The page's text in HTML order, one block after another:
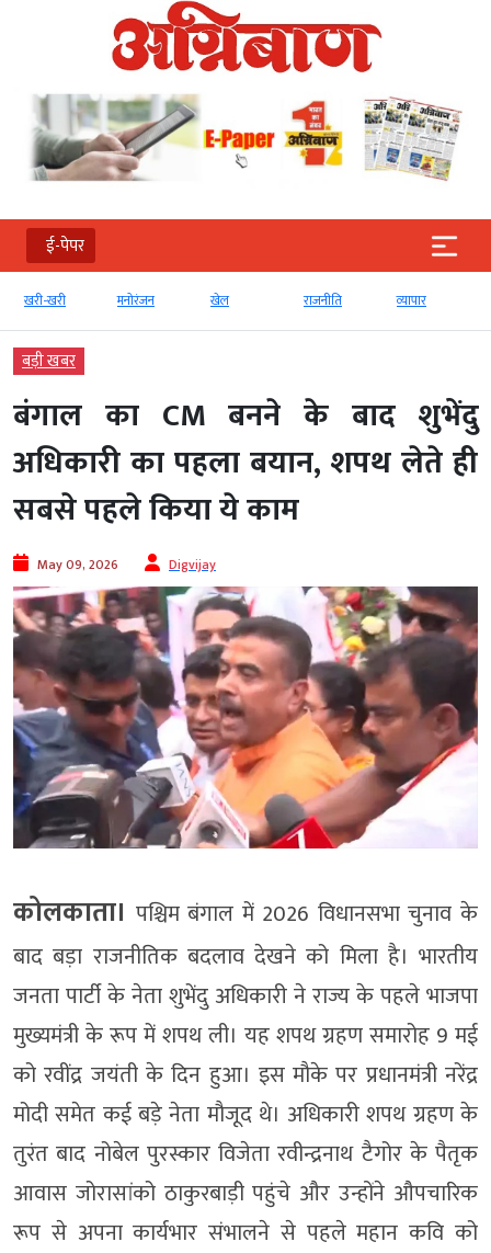
ई-पेपर
खरी-खरी मनोरंजन खेल राजनीति व्‍यापार
बड़ी खबर
बंगाल का CM बनने के बाद शुभेंदु
अधिकारी का पहला बयान, शपथ लेते ही
सबसे पहले किया ये काम
May 09, 2026 Digvijay
कोलकाता। पश्चिम बंगाल में 2026 विधानसभा चुनाव के
बाद बड़ा राजनीतिक बदलाव देखने को मिला है। भारतीय
जनता पार्टी के नेता शुभेंदु अधिकारी ने राज्य के पहले भाजपा
मुख्यमंत्री के रूप में शपथ ली। यह शपथ ग्रहण समारोह 9 मई
को रवींद्र जयंती के दिन हुआ। इस मौके पर प्रधानमंत्री नरेंद्र
मोदी समेत कई बड़े नेता मौजूद थे। अधिकारी शपथ ग्रहण के
तुरंत बाद नोबेल पुरस्कार विजेता रवीन्द्रनाथ टैगोर के पैतृक
आवास जोरासांको ठाकुरबाड़ी पहुंचे और उन्होंने औपचारिक
रूप से अपना कार्यभार संभालने से पहले महान कवि को